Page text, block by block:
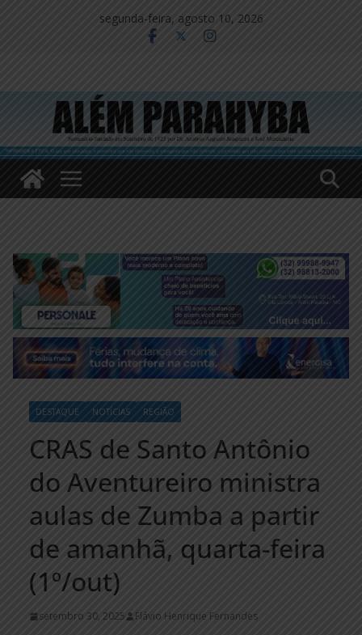
segunda-feira, agosto 10, 2026
DESTAQUE NOTÍCIAS REGIÃO
CRAS de Santo Antônio
do Aventureiro ministra
aulas de Zumba a partir
de amanhã, quarta-feira
(1º/out)
setembro 30, 2025 Flávio Henrique Fernandes